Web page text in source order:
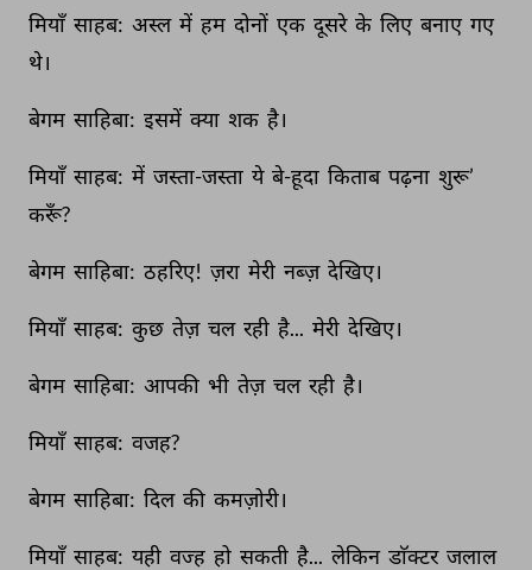
मियाँ साहब: अस्ल में हम दोनों एक दूसरे के लिए बनाए गए
थे।
बेगम साहिबा: इसमें क्या शक है।
मियाँ साहब: में जस्ता-जस्ता ये बे-हूदा किताब पढ़ना शुरू’
करूँ?
बेगम साहिबा: ठहरिए! ज़रा मेरी नब्ज़ देखिए।
मियाँ साहब: कुछ तेज़ चल रही है... मेरी देखिए।
बेगम साहिबा: आपकी भी तेज़ चल रही है।
मियाँ साहब: वजह?
बेगम साहिबा: दिल की कमज़ोरी।
मियाँ साहब: यही वज्ह हो सकती है... लेकिन डाॅक्टर जलाल